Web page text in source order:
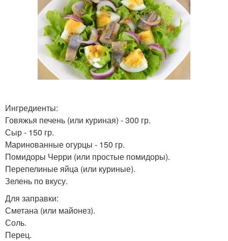
Ингредиенты:
Говяжья печень (или куриная) - 300 гр.
Сыр - 150 гр.
Маринованные огурцы - 150 гр.
Помидоры Черри (или простые помидоры).
Перепелиные яйца (или куриные).
Зелень по вкусу.
Для заправки:
Сметана (или майонез).
Соль.
Перец.